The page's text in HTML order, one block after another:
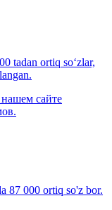
tadan ortiq so‘zlar,
сайте
87 000 ortiq so'z bor.